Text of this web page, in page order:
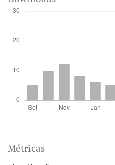
Métricas